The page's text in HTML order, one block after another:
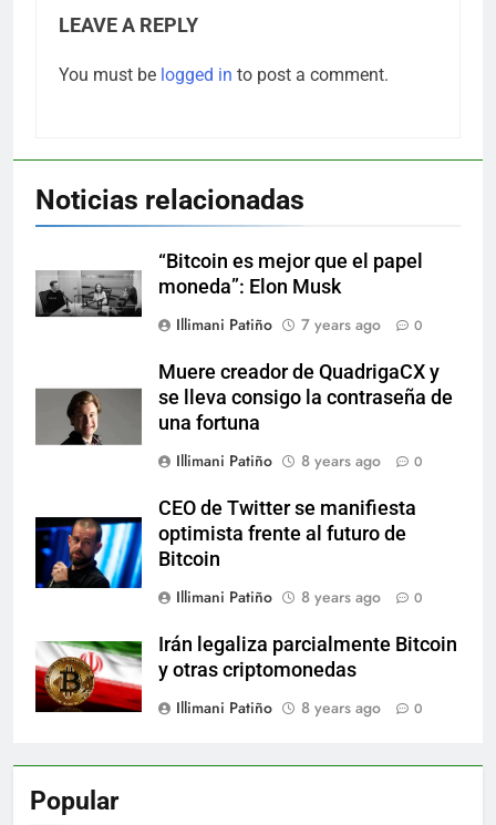
LEAVE A REPLY
You must be logged in to post a comment.
Noticias relacionadas
“Bitcoin es mejor que el papel
moneda”: Elon Musk
Illimani Patiño
7 years ago 0
Muere creador de QuadrigaCX y
se lleva consigo la contraseña de
una fortuna
Illimani Patiño
8 years ago 0
CEO de Twitter se manifiesta
optimista frente al futuro de
Bitcoin
Illimani Patiño
8 years ago 0
Irán legaliza parcialmente Bitcoin
y otras criptomonedas
Illimani Patiño
8 years ago 0
Popular